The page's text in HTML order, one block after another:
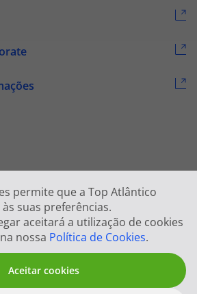
permite que a Top Atlântico
suas preferências.
aceitará a utilização de cookies
nossa Política de Cookies.
Aceitar cookies
reservados:Top Atlântico, Viagens e Turismo